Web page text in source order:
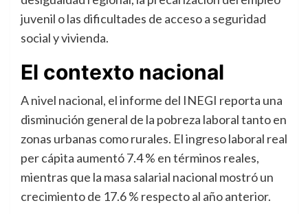
juvenil o las dificultades de acceso a seguridad
social y vivienda.
El contexto nacional
A nivel nacional, el informe del INEGI reporta una
disminución general de la pobreza laboral tanto en
zonas urbanas como rurales. El ingreso laboral real
per cápita aumentó 7.4 % en términos reales,
mientras que la masa salarial nacional mostró un
crecimiento de 17.6 % respecto al año anterior.